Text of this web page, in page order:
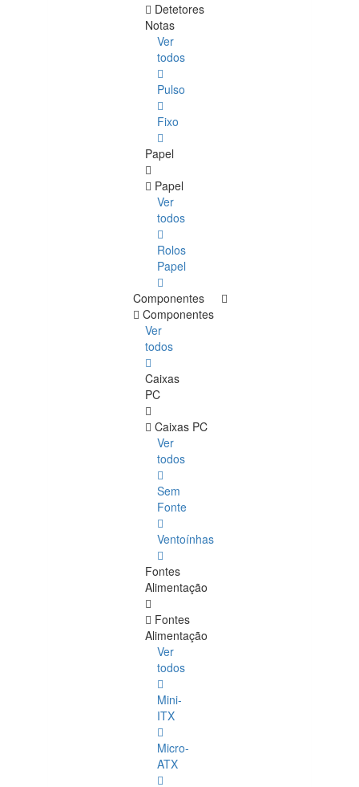
Detetores
Notas
Ver
todos
Pulso
Fixo
Papel
Papel
Ver
todos
Rolos
Papel
Componentes
Componentes
Ver
todos
Caixas
PC
Caixas PC
Ver
todos
Sem
Fonte
Ventoínhas
Fontes
Alimentação
Fontes
Alimentação
Ver
todos
Mini-
ITX
Micro-
ATX